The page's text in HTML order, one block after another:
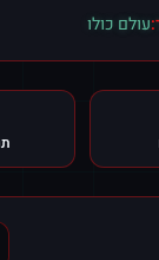
עולם כולו